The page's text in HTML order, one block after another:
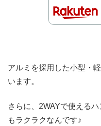
アルミを採用した小型・
います。
さらに、2WAYで使える
もラクラクなんです♪